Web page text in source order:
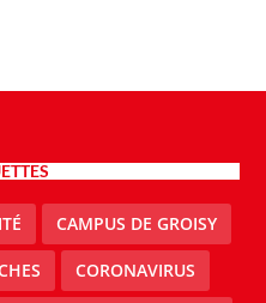
CAMPUS DE GROISY
CORONAVIRUS